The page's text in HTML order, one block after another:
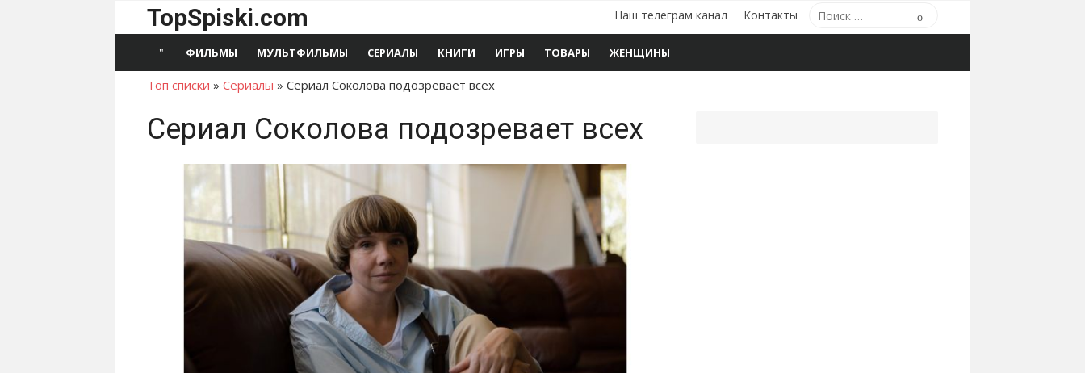
TopSpiski.com
Поиск
по:
Наш телеграм канал Контакты
ФИЛЬМЫ МУЛЬТФИЛЬМЫ СЕРИАЛЫ КНИГИ ИГРЫ ТОВАРЫ ЖЕНЩИНЫ
Топ списки » Сериалы » Сериал Соколова подозревает всех
Сериал Соколова подозревает всех